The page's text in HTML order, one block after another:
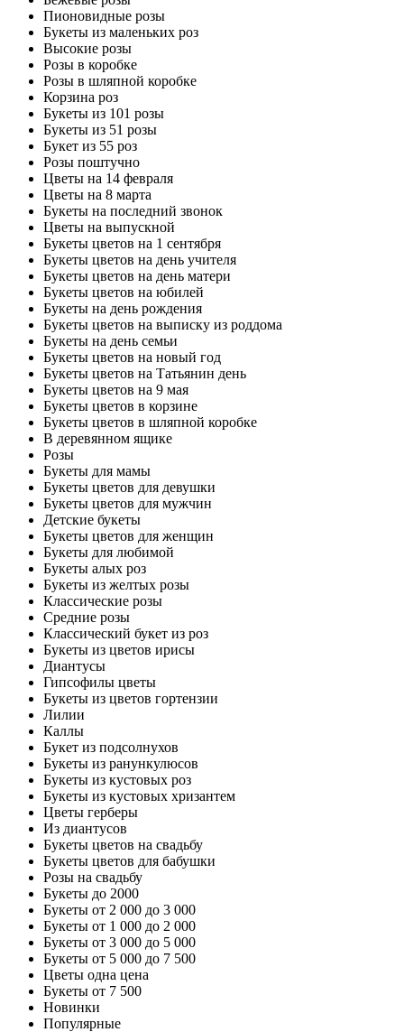
Пионовидные розы
Букеты из маленьких роз
Высокие розы
Розы в коробке
Розы в шляпной коробке
Корзина роз
Букеты из 101 розы
Букеты из 51 розы
Букет из 55 роз
Розы поштучно
Цветы на 14 февраля
Цветы на 8 марта
Букеты на последний звонок
Цветы на выпускной
Букеты цветов на 1 сентября
Букеты цветов на день учителя
Букеты цветов на день матери
Букеты цветов на юбилей
Букеты на день рождения
Букеты цветов на выписку из роддома
Букеты на день семьи
Букеты цветов на новый год
Букеты цветов на Татьянин день
Букеты цветов на 9 мая
Букеты цветов в корзине
Букеты цветов в шляпной коробке
В деревянном ящике
Розы
Букеты для мамы
Букеты цветов для девушки
Букеты цветов для мужчин
Детские букеты
Букеты цветов для женщин
Букеты для любимой
Букеты алых роз
Букеты из желтых розы
Классические розы
Средние розы
Классический букет из роз
Букеты из цветов ирисы
Диантусы
Гипсофилы цветы
Букеты из цветов гортензии
Лилии
Каллы
Букет из подсолнухов
Букеты из ранункулюсов
Букеты из кустовых роз
Букеты из кустовых хризантем
Цветы герберы
Из диантусов
Букеты цветов на свадьбу
Букеты цветов для бабушки
Розы на свадьбу
Букеты до 2000
Букеты от 2 000 до 3 000
Букеты от 1 000 до 2 000
Букеты от 3 000 до 5 000
Букеты от 5 000 до 7 500
Цветы одна цена
Букеты от 7 500
Новинки
Популярные